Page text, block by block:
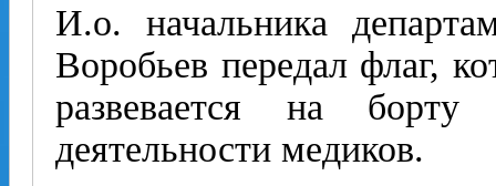
И.о. начальника
Воробьев передал флаг,
развевается на
деятельности медиков.